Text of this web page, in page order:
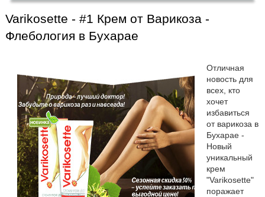
Varikosette - #1 Крем от Варикоза -
Флебология в Бухарае
Отличная
новость для
всех, кто
хочет
избавиться
от варикоза в
Бухарае -
Новый
уникальный
крем
"Varikosette"
поражает